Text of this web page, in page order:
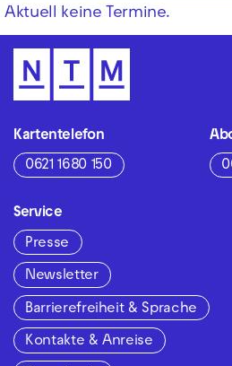
Aktuell keine Termine.
Kartentelefon
0621 1680 150
Service
Presse
Newsletter
Barrierefreiheit & Sprache
Kontakte & Anreise